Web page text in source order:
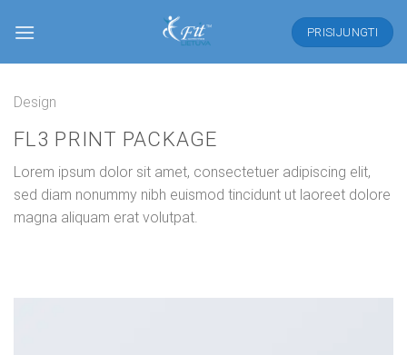
PRISIJUNGTI
Design
FL3 PRINT PACKAGE
Lorem ipsum dolor sit amet, consectetuer adipiscing elit,
sed diam nonummy nibh euismod tincidunt ut laoreet dolore
magna aliquam erat volutpat.